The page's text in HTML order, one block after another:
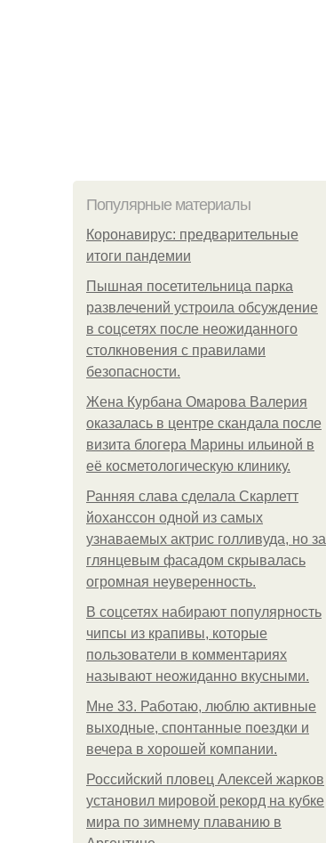
Популярные материалы
Коронавирус: предварительные
итоги пандемии
Пышная посетительница парка
развлечений устроила обсуждение
в соцсетях после неожиданного
столкновения с правилами
безопасности.
Жена Курбана Омарова Валерия
оказалась в центре скандала после
визита блогера Марины ильиной в
её косметологическую клинику.
Ранняя слава сделала Скарлетт
йоханссон одной из самых
узнаваемых актрис голливуда, но за
глянцевым фасадом скрывалась
огромная неуверенность.
В соцсетях набирают популярность
чипсы из крапивы, которые
пользователи в комментариях
называют неожиданно вкусными.
Мне 33. Работаю, люблю активные
выходные, спонтанные поездки и
вечера в хорошей компании.
Российский пловец Алексей жарков
установил мировой рекорд на кубке
мира по зимнему плаванию в